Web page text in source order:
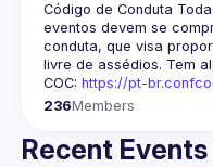
Código de Conduta
eventos devem se
conduta, que visa
livre de assédios. Tem
COC: https://pt-
236Members
Recent Events